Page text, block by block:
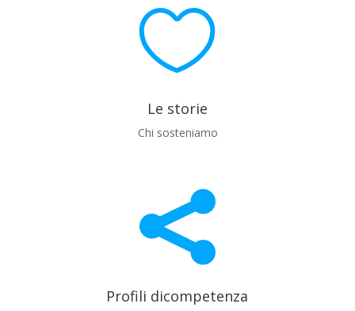

Le storie
Chi sosteniamo

Profili dicompetenza